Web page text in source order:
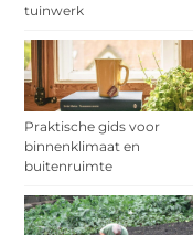
tuinwerk
Praktische gids voor
binnenklimaat en
buitenruimte